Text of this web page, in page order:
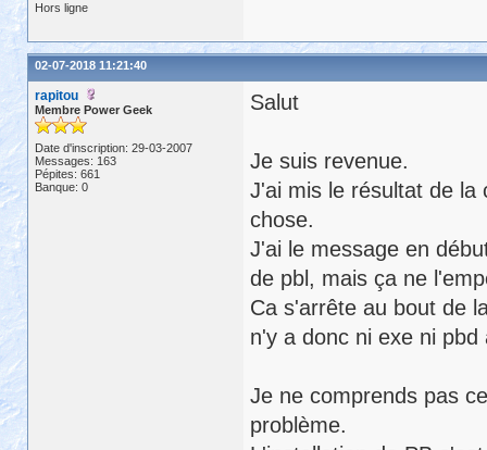
Hors ligne
02-07-2018 11:21:40
rapitou
Membre Power Geek
Date d'inscription: 29-03-2007
Messages: 163
Pépites: 661
Banque: 0
Salut
Je suis revenue.
J'ai mis le résultat de la
chose.
J'ai le message en
de pbl, mais ça ne
Ca s'arrête au bout de
n'y a donc ni exe ni
Je ne comprends pas
problème.